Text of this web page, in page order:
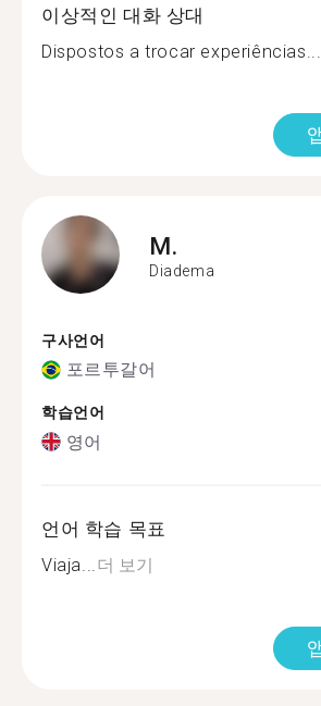
이상적인 대화 상대
Dispostos a trocar experiências...
M.
Diadema
구사언어
포르투갈어
학습언어
영어
언어 학습 목표
Viaja... 더 보기